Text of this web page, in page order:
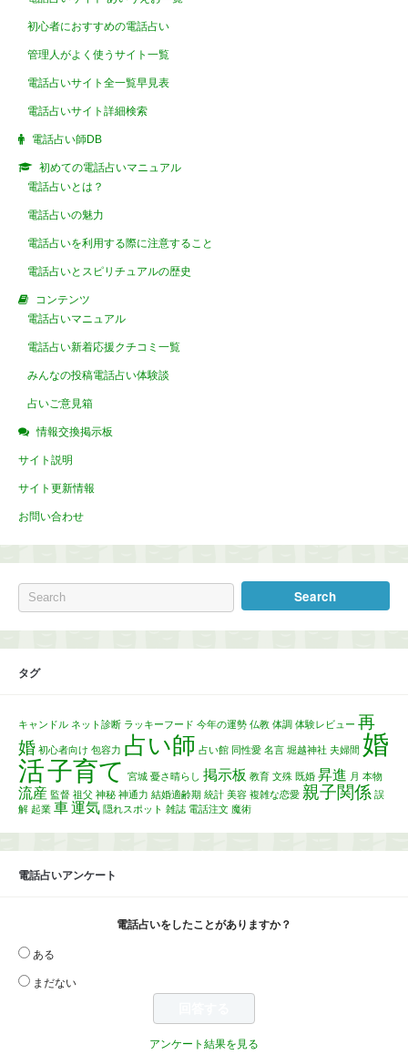
初心者におすすめの電話占い
管理人がよく使うサイト一覧
電話占いサイト全一覧早見表
電話占いサイト詳細検索
電話占い師DB
初めての電話占いマニュアル
電話占いとは？
電話占いの魅力
電話占いを利用する際に注意すること
電話占いとスピリチュアルの歴史
コンテンツ
電話占いマニュアル
電話占い新着応援クチコミ一覧
みんなの投稿電話占い体験談
占いご意見箱
情報交換掲示板
サイト説明
サイト更新情報
お問い合わせ
タグ
キャンドル ネット診断 ラッキーフード 今年の運勢 仏教 体調 体験レビュー 再
婚 初心者向け 包容力 占い師 占い館 同性愛 名言 堀越神社 夫婦間 婚
活子育て 宮城 憂さ晴らし 掲示板 教育 文殊 既婚 昇進 月 本物
流産 監督 祖父 神秘 神通力 結婚適齢期 統計 美容 複雑な恋愛 親子関係 誤
解 起業 車運気 隠れスポット 雑誌 電話注文 魔術
電話占いアンケート
電話占いをしたことがありますか？
ある
まだない
アンケート結果を見る